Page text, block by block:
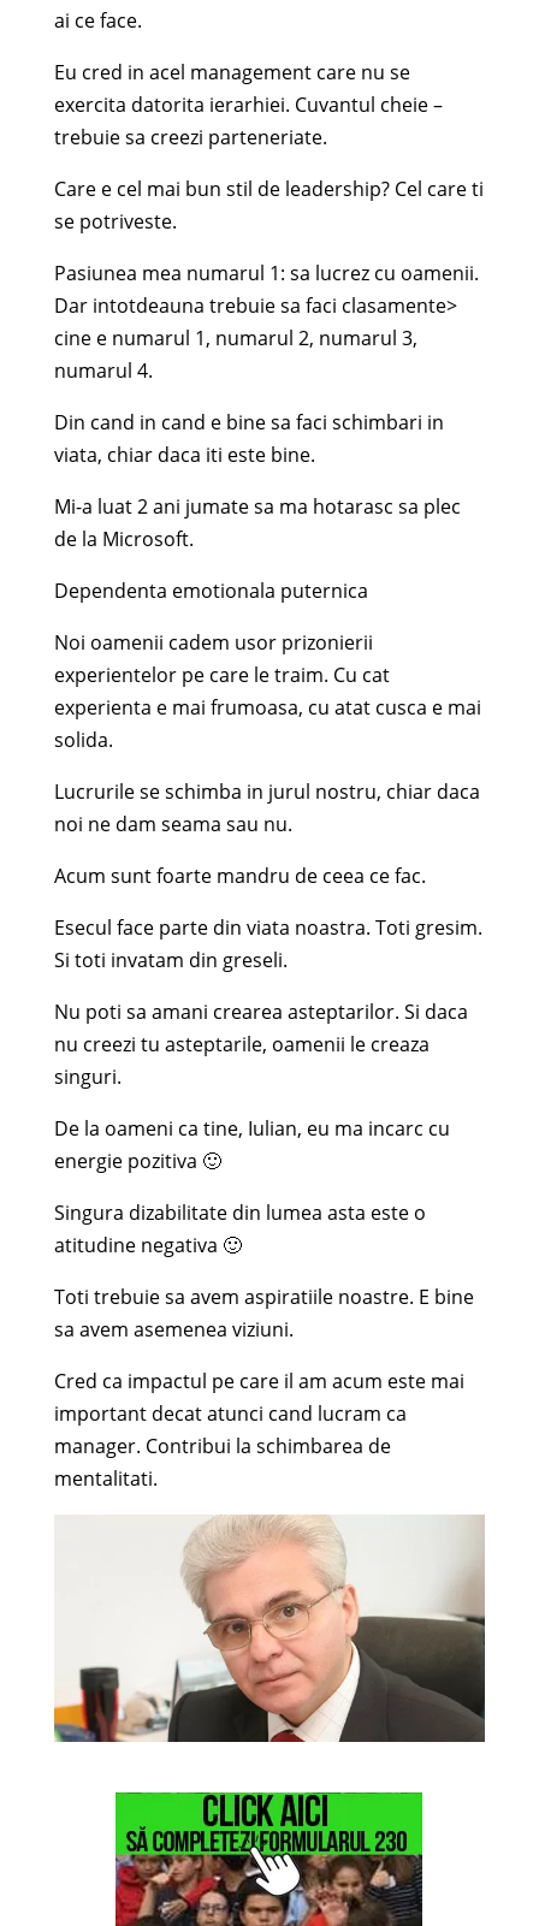
ai ce face.
Eu cred in acel management care nu se
exercita datorita ierarhiei. Cuvantul cheie –
trebuie sa creezi parteneriate.
Care e cel mai bun stil de leadership? Cel care ti
se potriveste.
Pasiunea mea numarul 1: sa lucrez cu oamenii.
Dar intotdeauna trebuie sa faci clasamente>
cine e numarul 1, numarul 2, numarul 3,
numarul 4.
Din cand in cand e bine sa faci schimbari in
viata, chiar daca iti este bine.
Mi-a luat 2 ani jumate sa ma hotarasc sa plec
de la Microsoft.
Dependenta emotionala puternica
Noi oamenii cadem usor prizonierii
experientelor pe care le traim. Cu cat
experienta e mai frumoasa, cu atat cusca e mai
solida.
Lucrurile se schimba in jurul nostru, chiar daca
noi ne dam seama sau nu.
Acum sunt foarte mandru de ceea ce fac.
Esecul face parte din viata noastra. Toti gresim.
Si toti invatam din greseli.
Nu poti sa amani crearea asteptarilor. Si daca
nu creezi tu asteptarile, oamenii le creaza
singuri.
De la oameni ca tine, Iulian, eu ma incarc cu
energie pozitiva 🙂
Singura dizabilitate din lumea asta este o
atitudine negativa 🙂
Toti trebuie sa avem aspiratiile noastre. E bine
sa avem asemenea viziuni.
Cred ca impactul pe care il am acum este mai
important decat atunci cand lucram ca
manager. Contribui la schimbarea de
mentalitati.